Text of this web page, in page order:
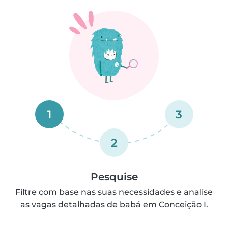
1
2
3
Pesquise
Filtre com base nas suas necessidades e analise
as vagas detalhadas de babá em Conceição I.